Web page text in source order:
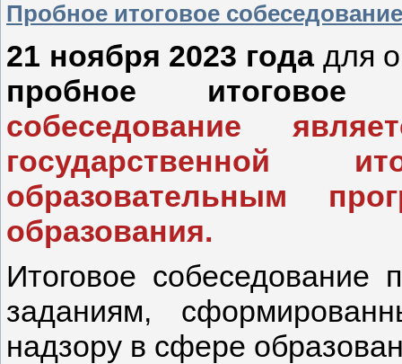
Пробное итоговое собеседование
21 ноября 2023 годадля
пробное
итоговое
собеседование
государственной
образовательным
образования.
Итоговое собеседование
заданиям,
надзору в сфере